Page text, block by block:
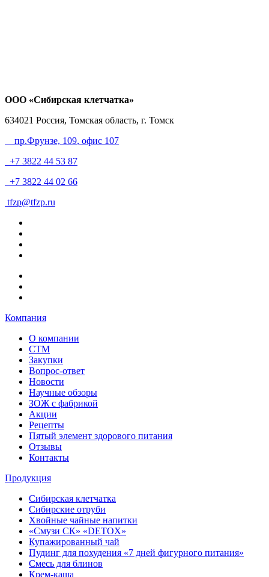
ООО «Сибирская клетчатка»
634021 Россия, Томская область, г. Томск
пр.Фрунзе, 109, офис 107
+7 3822 44 53 87
+7 3822 44 02 66
tfzp@tfzp.ru
Компания
О компании
СТМ
Закупки
Вопрос-ответ
Новости
Научные обзоры
ЗОЖ с фабрикой
Акции
Рецепты
Пятый элемент здорового питания
Отзывы
Контакты
Продукция
Сибирская клетчатка
Сибирские отруби
Хвойные чайные напитки
«Смузи СК» «DETOX»
Купажированный чай
Пудинг для похудения «7 дней фигурного питания»
Смесь для блинов
Крем-каша